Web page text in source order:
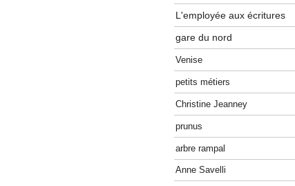
L'employée aux écritures
gare du nord
Venise
petits métiers
Christine Jeanney
prunus
arbre rampal
Anne Savelli